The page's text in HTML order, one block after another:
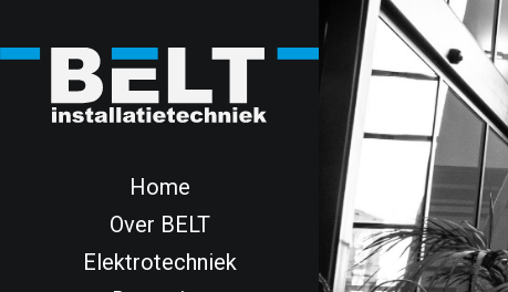
Home
Over BELT
Elektrotechniek